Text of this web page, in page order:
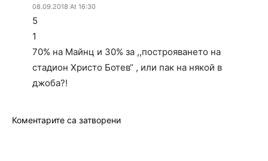
08.09.2018 At 16:30
5
1
70% на Майнц и 30% за ,,построяването на
стадион Христо Ботев“ , или пак на някой в
джоба?!
Коментарите са затворени